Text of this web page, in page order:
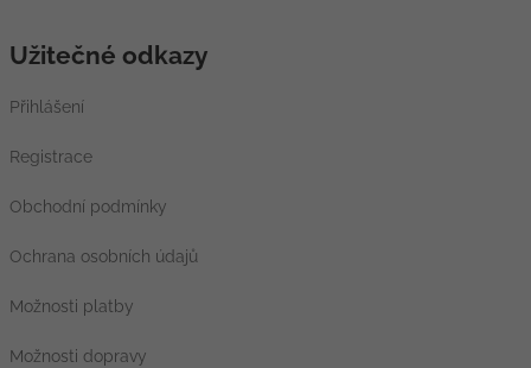
Užitečné odkazy
Přihlášení
Registrace
Obchodní podmínky
Ochrana osobních údajů
Možnosti platby
Možnosti dopravy